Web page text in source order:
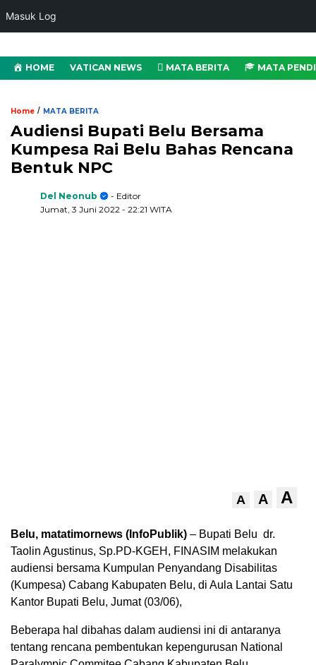
Masuk Log
HOME VATICAN NEWS MATA BERITA MATA
Home / MATA BERITA
Audiensi Bupati Belu Bersama
Kumpesa Rai Belu Bahas Rencana
Bentuk NPC
Del Neonub
- Editor
Jumat, 3 Juni 2022 - 22:21 WITA
A A A
Belu, matatimornews (InfoPublik) – Bupati Belu dr.
Taolin Agustinus, Sp.PD-KGEH, FINASIM melakukan
audiensi bersama Kumpulan Penyandang Disabilitas
(Kumpesa) Cabang Kabupaten Belu, di Aula Lantai Satu
Kantor Bupati Belu, Jumat (03/06),
Beberapa hal dibahas dalam audiensi ini di antaranya
tentang rencana pembentukan kepengurusan National